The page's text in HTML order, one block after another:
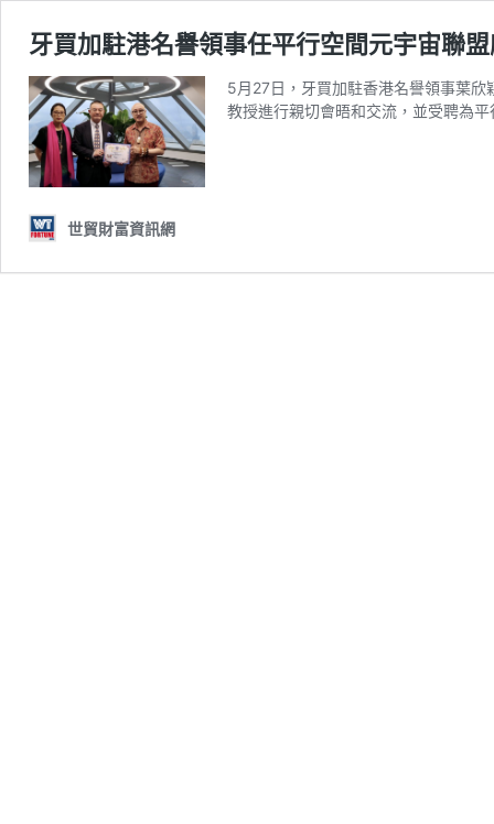
牙買加駐港名譽領事任平行空間元宇宙聯
5月27日，牙買加駐香港名譽領事葉
教授進行親切會晤和交流，並受聘為
世貿財富資訊網